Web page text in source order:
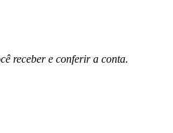
receber e conferir a conta.